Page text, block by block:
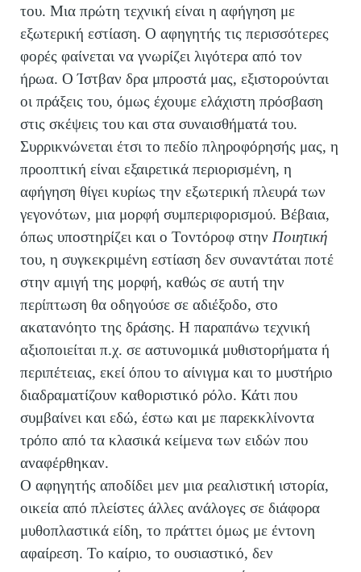
του. Μια πρώτη τεχνική είναι η αφήγηση με
εξωτερική εστίαση. Ο αφηγητής τις περισσότερες
φορές φαίνεται να γνωρίζει λιγότερα από τον
ήρωα. Ο Ίστβαν δρα μπροστά μας, εξιστορούνται
οι πράξεις του, όμως έχουμε ελάχιστη πρόσβαση
στις σκέψεις του και στα συναισθήματά του.
Συρρικνώνεται έτσι το πεδίο πληροφόρησής μας, η
προοπτική είναι εξαιρετικά περιορισμένη, η
αφήγηση θίγει κυρίως την εξωτερική πλευρά των
γεγονότων, μια μορφή συμπεριφορισμού. Βέβαια,
όπως υποστηρίζει και ο Τοντόροφ στην Ποιητική
του, η συγκεκριμένη εστίαση δεν συναντάται ποτέ
στην αμιγή της μορφή, καθώς σε αυτή την
περίπτωση θα οδηγούσε σε αδιέξοδο, στο
ακατανόητο της δράσης. Η παραπάνω τεχνική
αξιοποιείται π.χ. σε αστυνομικά μυθιστορήματα ή
περιπέτειας, εκεί όπου το αίνιγμα και το μυστήριο
διαδραματίζουν καθοριστικό ρόλο. Κάτι που
συμβαίνει και εδώ, έστω και με παρεκκλίνοντα
τρόπο από τα κλασικά κείμενα των ειδών που
αναφέρθηκαν.
Ο αφηγητής αποδίδει μεν μια ρεαλιστική ιστορία,
οικεία από πλείστες άλλες ανάλογες σε διάφορα
μυθοπλαστικά είδη, το πράττει όμως με έντονη
αφαίρεση. Το καίριο, το ουσιαστικό, δεν